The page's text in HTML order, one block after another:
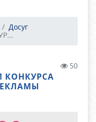
Досуг
50
КОНКУРСА